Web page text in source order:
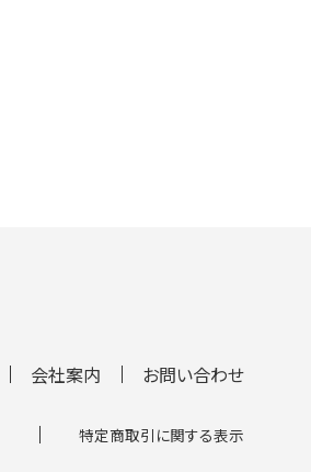
会社案内 お問い合わせ
特定商取引に関する表示